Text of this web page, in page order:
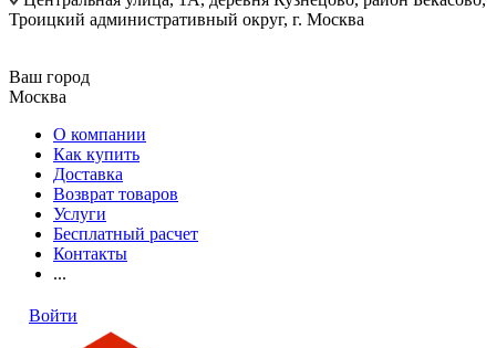
Троицкий административный округ, г. Москва
Ваш город
Москва
О компании
Как купить
Доставка
Возврат товаров
Услуги
Бесплатный расчет
Контакты
...
Войти